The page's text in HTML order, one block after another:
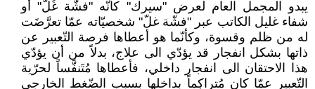
يبدو المجمل العام لعرض "سيرك" كأنّه "فشّة غُلّ" أو
شفاء غليل الكاتب عبر "فشّة غلّ" شخصيّاته عمّا تعرَّضَت
له من ظلم وقسوة، وكأنّما هو أعطاها فرصة التّعبير عن
ذاتها بشكل انفجار قد يؤدّي الى علاج، بدلاً من أن يؤدّي
هذا الاحتقان الى انفجار داخلي، فأعطاها مُتَنفَّساً لحرّية
التّعبير عمّا كان مُتراكِماً بداخلها بسبب الضّغط الخارجي